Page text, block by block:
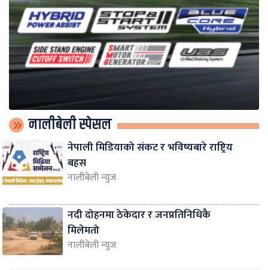
नालीबेली स्पेसल
नेपाली मिडियाको संकट र भविष्यबारे राष्ट्रिय
बहस
नालीबेली न्युज
नदी दोहनमा ठेकेदार र जनप्रतिनिधिकै
मिलेमतो
नालीबेली न्युज